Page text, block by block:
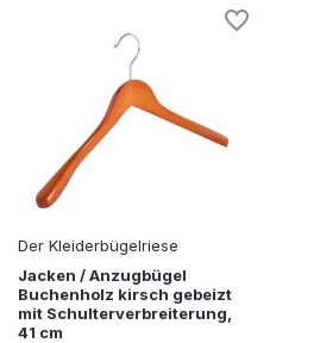
Der Kleiderbügelriese
Jacken / Anzugbügel
Buchenholz kirsch gebeizt
mit Schulterverbreiterung,
41 cm